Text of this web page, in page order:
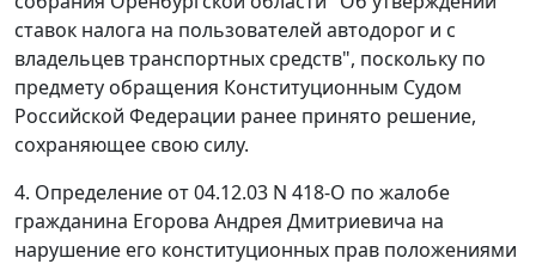
ставок налога на пользователей автодорог и с
владельцев транспортных средств", поскольку по
предмету обращения Конституционным Судом
Российской Федерации ранее принято решение,
сохраняющее свою силу.
4. Определение от 04.12.03 N 418-О по жалобе
гражданина Егорова Андрея Дмитриевича на
нарушение его конституционных прав положениями